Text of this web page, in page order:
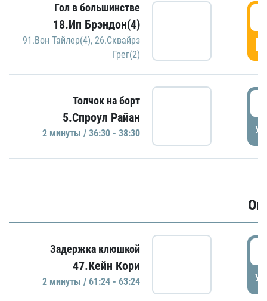
Гол в большинстве
18.Ип Брэндон(4)
91.Вон Тайлер(4), 26.Сквайрз
Грег(2)
Толчок на борт
5.Спроул Райан
2 минуты / 36:30 - 38:30
Задержка клюшкой
47.Кейн Кори
2 минуты / 61:24 - 63:24